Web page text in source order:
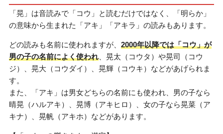
「晃」は音読みで「コウ」と読むだけではなく、「明らか」
の意味から生まれた「アキ」「アキラ」の読みもあります。
どの読みも名前に使われますが、 2000年以降では「コウ」が
男の子の名前によく使われ、晃太（コウタ）や晃司（コウ
ジ）、晃大（コウダイ）、晃輝（コウキ）などがあげられま
す。
また、「アキ」は男女どちらの名前にも使われ、男の子なら
晴晃（ハルアキ）、晃博（アキヒロ）、女の子なら晃菜（ア
キナ）、晃帆（アキホ）などがあります。